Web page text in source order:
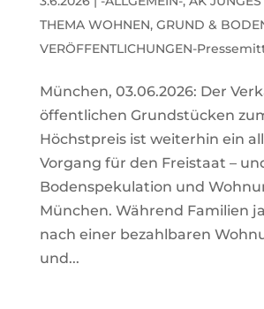
THEMA WOHNEN, GRUND &
VERÖFFENTLICHUNGEN-
München, 03.06.2026: Der
öffentlichen Grundstücken
Höchstpreis ist weiterhin ein
Vorgang für den Freistaat –
Bodenspekulation und
München. Während Familien
nach einer bezahlbaren
und...